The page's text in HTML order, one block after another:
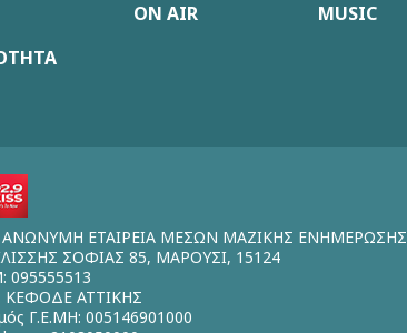
ON AIR MUSIC
ΑΝΩΝΥΜΗ ΕΤΑΙΡΕΙΑ ΜΕΣΩΝ ΜΑΖΙΚΗΣ ΕΝΗΜΕΡΩΣΗΣ
ΣΟΦΙΑΣ 85, ΜΑΡΟΥΣΙ, 15124
ΚΕΦΟΔΕ ΑΤΤΙΚΗΣ
Γ.Ε.ΜΗ: 005146901000